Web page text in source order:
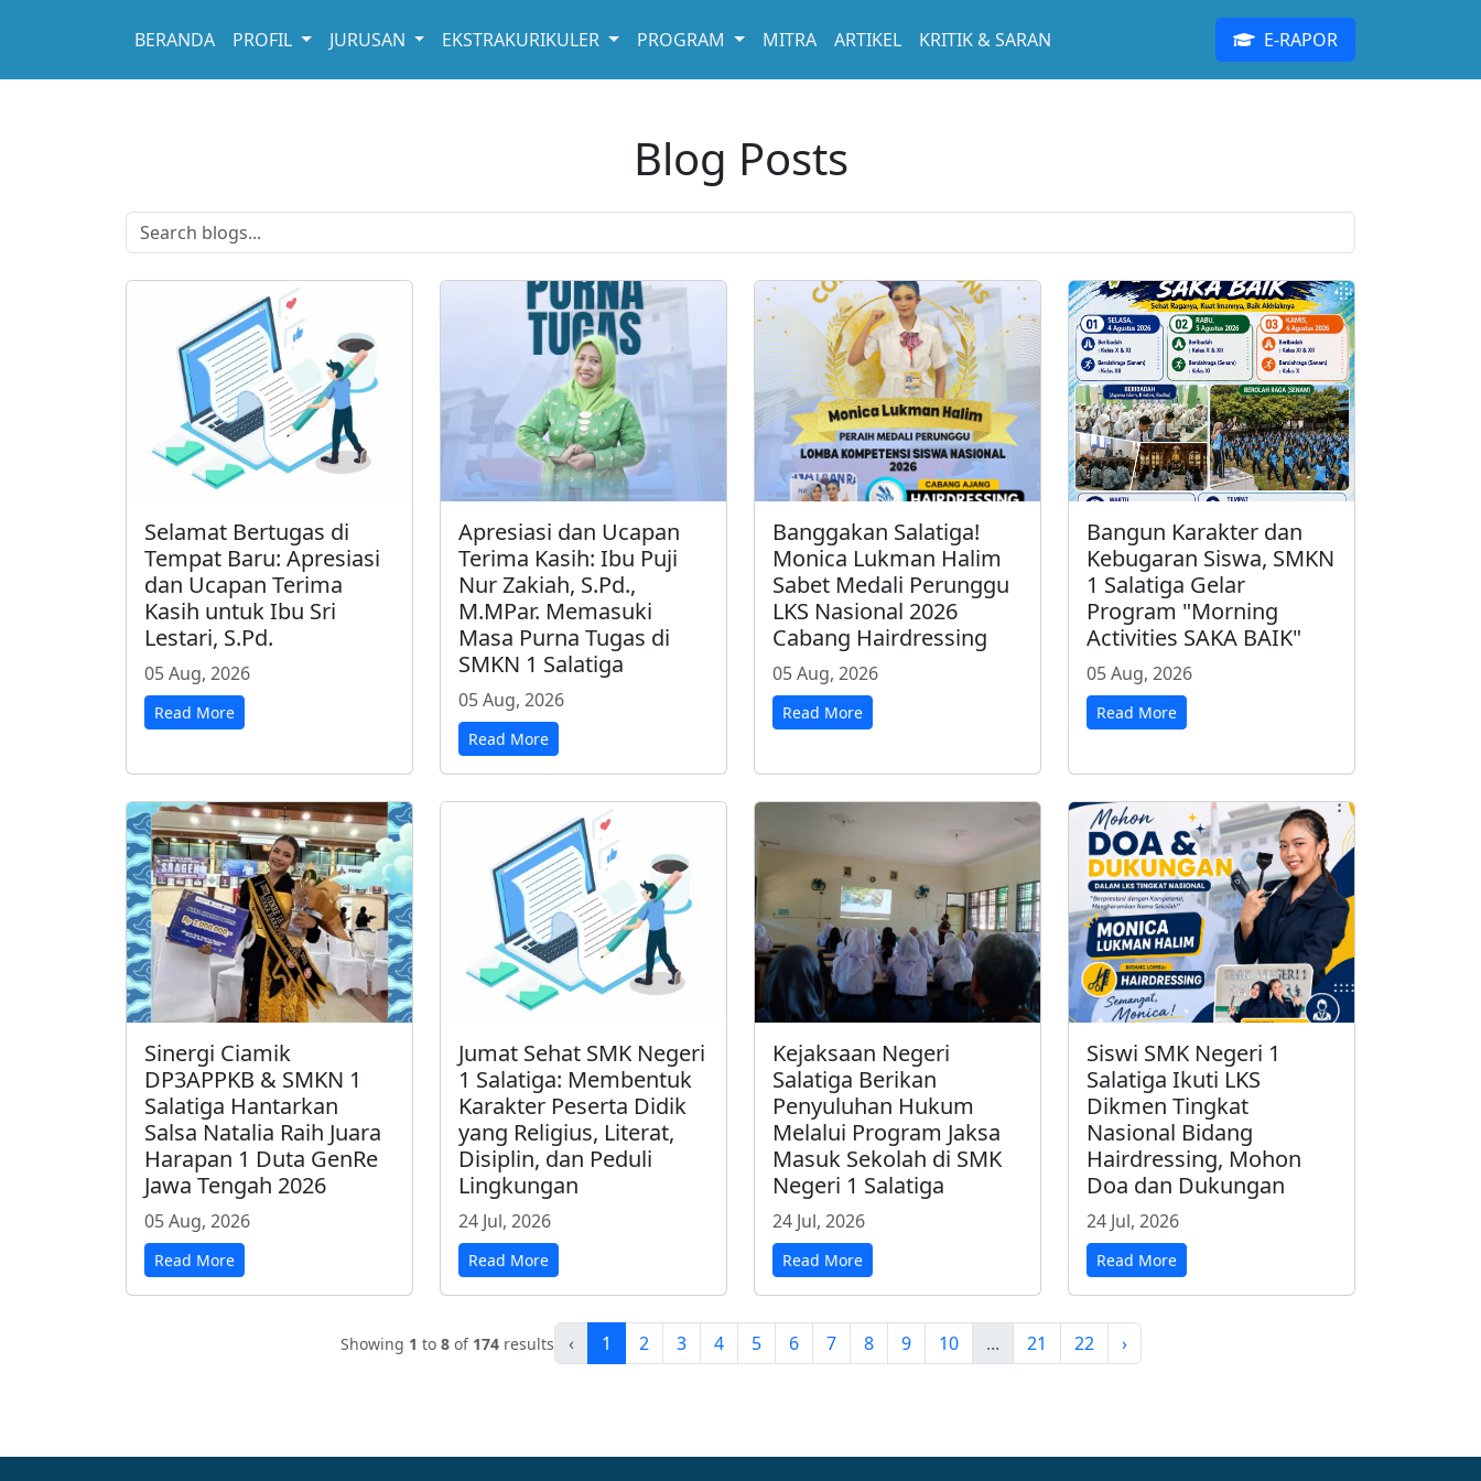
BERANDA PROFIL JURUSAN EKSTRAKURIKULER PROGRAM MITRA ARTIKEL KRITIK & SARAN E-RAPOR
Blog Posts
Selamat Bertugas di
Tempat Baru: Apresiasi
dan Ucapan Terima
Kasih untuk Ibu Sri
Lestari, S.Pd.
05 Aug, 2026
Read More
Apresiasi dan Ucapan
Terima Kasih: Ibu Puji
Nur Zakiah, S.Pd.,
M.MPar. Memasuki
Masa Purna Tugas di
SMKN 1 Salatiga
05 Aug, 2026
Read More
Banggakan Salatiga!
Monica Lukman Halim
Sabet Medali Perunggu
LKS Nasional 2026
Cabang Hairdressing
05 Aug, 2026
Read More
Bangun Karakter dan
Kebugaran Siswa, SMKN
1 Salatiga Gelar
Program "Morning
Activities SAKA BAIK"
05 Aug, 2026
Read More
Sinergi Ciamik
DP3APPKB & SMKN 1
Salatiga Hantarkan
Salsa Natalia Raih Juara
Harapan 1 Duta GenRe
Jawa Tengah 2026
05 Aug, 2026
Read More
Jumat Sehat SMK Negeri
1 Salatiga: Membentuk
Karakter Peserta Didik
yang Religius, Literat,
Disiplin, dan Peduli
Lingkungan
24 Jul, 2026
Read More
Kejaksaan Negeri
Salatiga Berikan
Penyuluhan Hukum
Melalui Program Jaksa
Masuk Sekolah di SMK
Negeri 1 Salatiga
24 Jul, 2026
Read More
Siswi SMK Negeri 1
Salatiga Ikuti LKS
Dikmen Tingkat
Nasional Bidang
Hairdressing, Mohon
Doa dan Dukungan
24 Jul, 2026
Read More
Showing 1 to 8of 174results ‹ 1 2 3 4 5 6 7 8 9 10 ... 21 22 ›